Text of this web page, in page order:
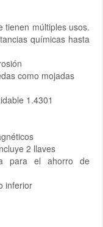
tienen múltiples usos.
químicas hasta
como mojadas
1.4301
2 llaves
para el ahorro de
inferior